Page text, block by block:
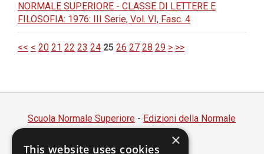
NORMALE SUPERIORE - CLASSE DI LETTERE E
FILOSOFIA: 1976: III Serie, Vol. VI, Fasc. 4
<< < 20 21 22 23 24 25 26 27 28 29 > >>
Scuola Normale Superiore - Edizioni della Normale
Piazza dei Cavalieri, 7 - 56126 Pisa×
This website uses cookies